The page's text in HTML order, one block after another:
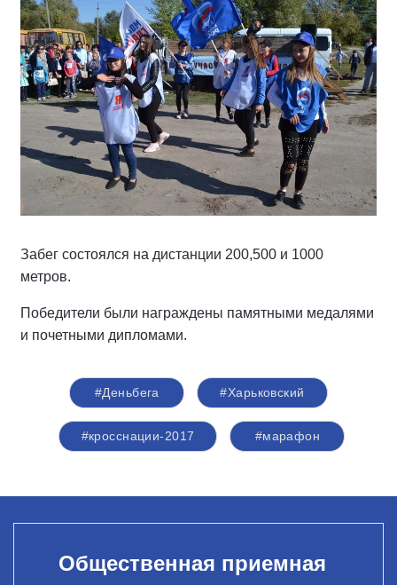
Забег состоялся на дистанции 200,500 и 1000
метров.
Победители были награждены памятными медалями
и почетными дипломами.
#Деньбега #Харьковский
#кросснации-2017 #марафон
Общественная приемная